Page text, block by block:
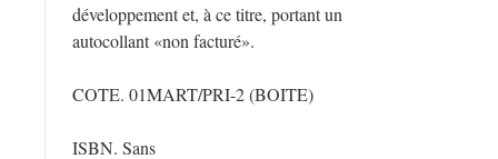
développement et, à ce titre, portant un
autocollant «non facturé».
COTE. 01MART/PRI-2 (BOITE)
ISBN. Sans